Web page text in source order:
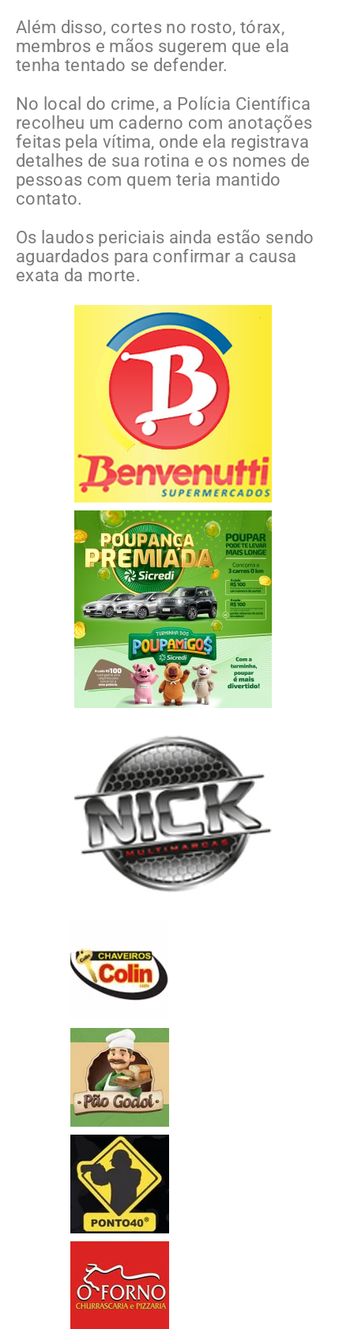
Além disso, cortes no rosto, tórax,
membros e mãos sugerem que ela
tenha tentado se defender.
No local do crime, a Polícia Científica
recolheu um caderno com anotações
feitas pela vítima, onde ela registrava
detalhes de sua rotina e os nomes de
pessoas com quem teria mantido
contato.
Os laudos periciais ainda estão sendo
aguardados para confirmar a causa
exata da morte.